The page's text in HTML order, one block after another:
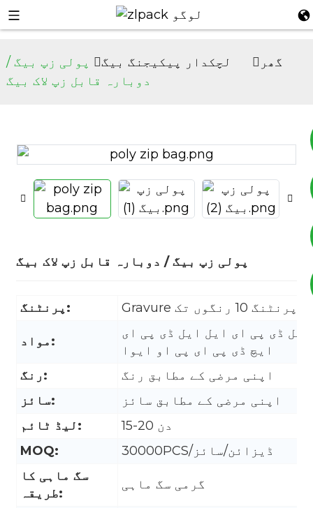
+8617753933792
گھر لچکدار پیکیجنگ بیگ
پولی زپ بیگ /
دوبارہ قابل زپ لاک بیگ
پولی زپ بیگ / دوبارہ قابل زپ لاک بیگ
پرنٹنگ: Gravure پرنٹنگ 10 رنگوں تک
مواد:
ایل ڈی پی ای ایل ایل ڈی پی ای
ایچ ڈی پی ای پی او ایوا
رنگ:
اپنی مرضی کے مطابق رنگ
سائز:
اپنی مرضی کے مطابق سائز
لیڈ ٹائم:
15-20 دن
MOQ:
30000PCS/ڈیزائن/سائز
سگ ماہی کا
طریقہ:
گرمی سگ ماہی